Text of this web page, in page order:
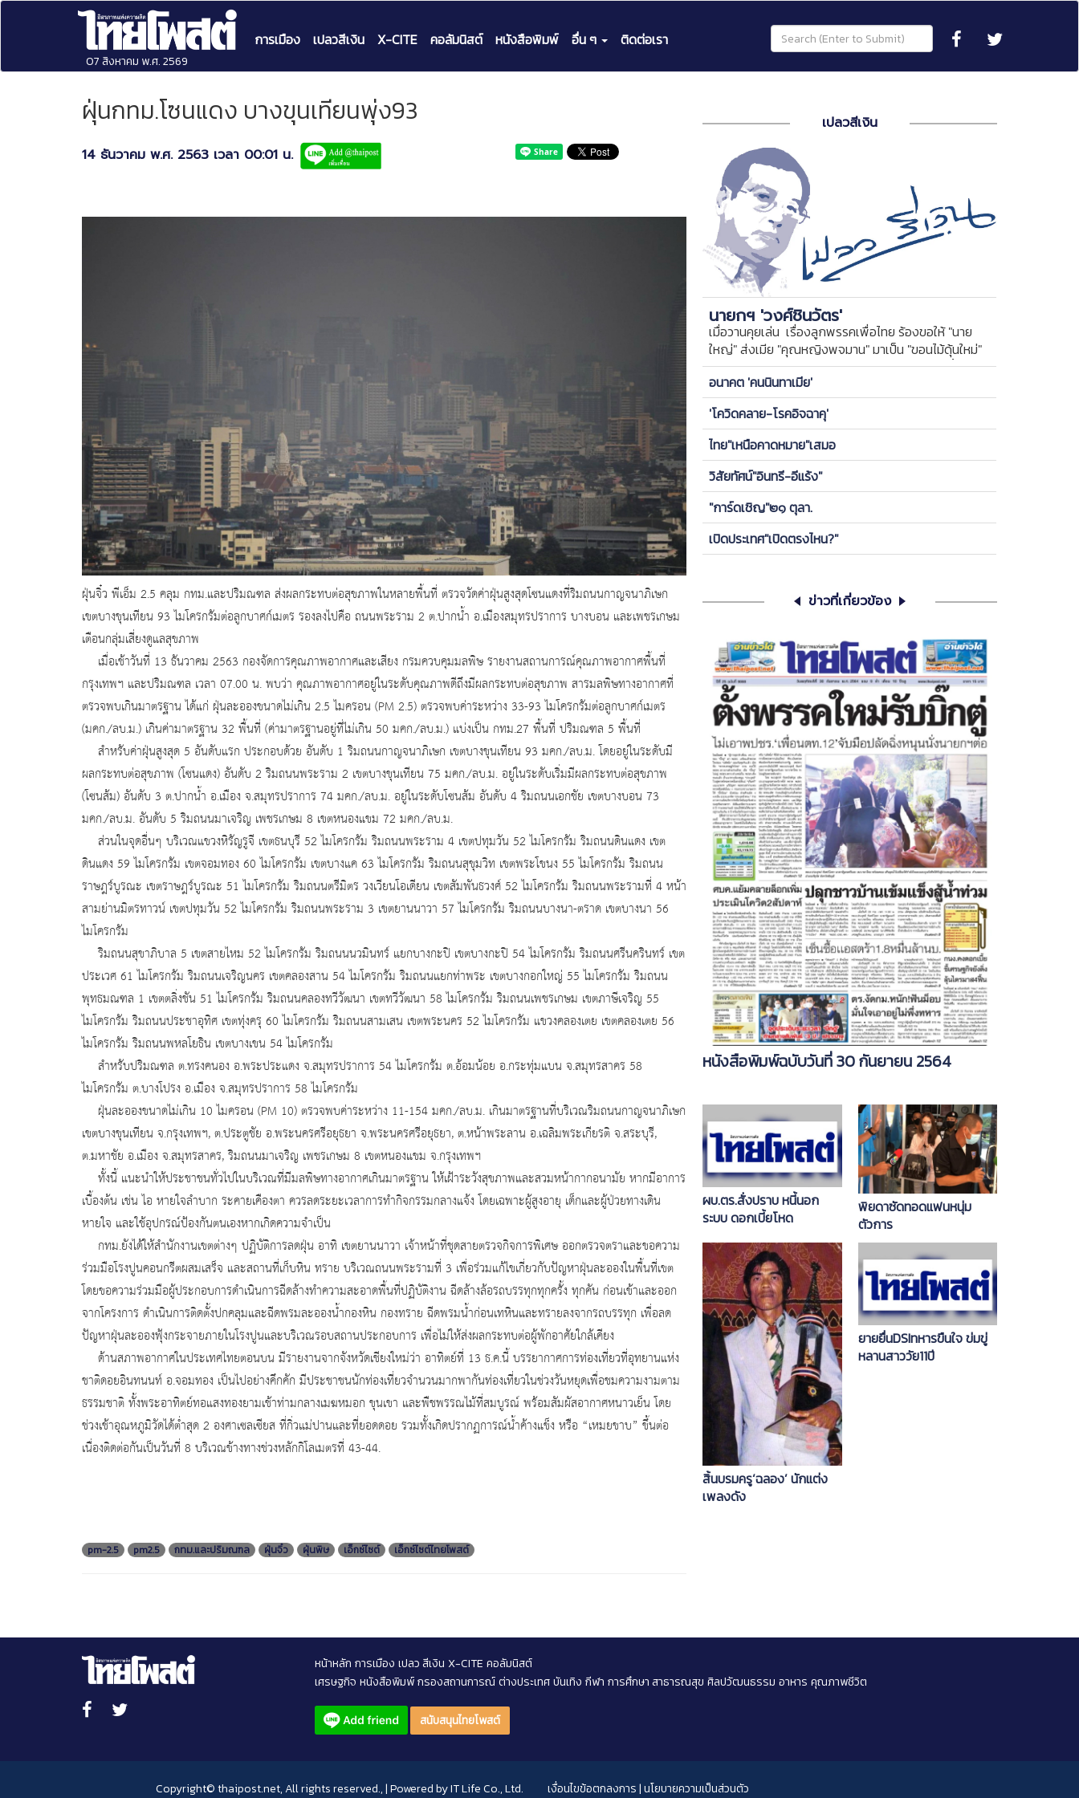
07 สิงหาคม พ.ศ. 2569
การเมือง เปลวสีเงิน X-CITE คอลัมนิสต์ หนังสือพิมพ์ อื่น ๆ ติดต่อเรา
ฝุ่นกทม.โซนแดง บางขุนเทียนพุ่ง93
14 ธันวาคม พ.ศ. 2563 เวลา 00:01 น.
ฝุ่นจิ๋ว พีเอ็ม 2.5 คลุม กทม.และปริมณฑล ส่งผลกระทบต่อสุขภาพในหลายพื้นที่ ตรวจวัดค่าฝุ่นสูงสุดโซนแดงที่ริมถนนกาญจนาภิเษก
เขตบางขุนเทียน 93 ไมโครกรัมต่อลูกบาศก์เมตร รองลงไปคือ ถนนพระราม 2 ต.ปากน้ำ อ.เมืองสมุทรปราการ บางบอน และเพชรเกษม
เตือนกลุ่มเสี่ยงดูแลสุขภาพ
เมื่อเช้าวันที่ 13 ธันวาคม 2563 กองจัดการคุณภาพอากาศและเสียง กรมควบคุมมลพิษ รายงานสถานการณ์คุณภาพอากาศพื้นที่
กรุงเทพฯ และปริมณฑล เวลา 07.00 น. พบว่า คุณภาพอากาศอยู่ในระดับคุณภาพดีถึงมีผลกระทบต่อสุขภาพ สารมลพิษทางอากาศที่
ตรวจพบเกินมาตรฐาน ได้แก่ ฝุ่นละอองขนาดไม่เกิน 2.5 ไมครอน (PM 2.5) ตรวจพบค่าระหว่าง 33-93 ไมโครกรัมต่อลูกบาศก์เมตร
(มคก./ลบ.ม.) เกินค่ามาตรฐาน 32 พื้นที่ (ค่ามาตรฐานอยู่ที่ไม่เกิน 50 มคก./ลบ.ม.) แบ่งเป็น กทม.27 พื้นที่ ปริมณฑล 5 พื้นที่
สำหรับค่าฝุ่นสูงสุด 5 อันดับแรก ประกอบด้วย อันดับ 1 ริมถนนกาญจนาภิเษก เขตบางขุนเทียน 93 มคก./ลบ.ม. โดยอยู่ในระดับมี
ผลกระทบต่อสุขภาพ (โซนแดง) อันดับ 2 ริมถนนพระราม 2 เขตบางขุนเทียน 75 มคก./ลบ.ม. อยู่ในระดับเริ่มมีผลกระทบต่อสุขภาพ
(โซนส้ม) อันดับ 3 ต.ปากน้ำ อ.เมือง จ.สมุทรปราการ 74 มคก./ลบ.ม. อยู่ในระดับโซนส้ม อันดับ 4 ริมถนนเอกชัย เขตบางบอน 73
มคก./ลบ.ม. อันดับ 5 ริมถนนมาเจริญ เพชรเกษม 8 เขตหนองแขม 72 มคก./ลบ.ม.
ส่วนในจุดอื่นๆ บริเวณแขวงหิรัญรูจี เขตธนบุรี 52 ไมโครกรัม ริมถนนพระราม 4 เขตปทุมวัน 52 ไมโครกรัม ริมถนนดินแดง เขต
ดินแดง 59 ไมโครกรัม เขตจอมทอง 60 ไมโครกรัม เขตบางแค 63 ไมโครกรัม ริมถนนสุขุมวิท เขตพระโขนง 55 ไมโครกรัม ริมถนน
ราษฎร์บูรณะ เขตราษฎร์บูรณะ 51 ไมโครกรัม ริมถนนตรีมิตร วงเวียนโอเดียน เขตสัมพันธวงศ์ 52 ไมโครกรัม ริมถนนพระรามที่ 4 หน้า
สามย่านมิตรทาวน์ เขตปทุมวัน 52 ไมโครกรัม ริมถนนพระราม 3 เขตยานนาวา 57 ไมโครกรัม ริมถนนบางนา-ตราด เขตบางนา 56
ไมโครกรัม
ริมถนนสุขาภิบาล 5 เขตสายไหม 52 ไมโครกรัม ริมถนนนวมินทร์ แยกบางกะปิ เขตบางกะปิ 54 ไมโครกรัม ริมถนนศรีนครินทร์ เขต
ประเวศ 61 ไมโครกรัม ริมถนนเจริญนคร เขตคลองสาน 54 ไมโครกรัม ริมถนนแยกท่าพระ เขตบางกอกใหญ่ 55 ไมโครกรัม ริมถนน
พุทธมณฑล 1 เขตตลิ่งชัน 51 ไมโครกรัม ริมถนนคลองทวีวัฒนา เขตทวีวัฒนา 58 ไมโครกรัม ริมถนนเพชรเกษม เขตภาษีเจริญ 55
ไมโครกรัม ริมถนนประชาอุทิศ เขตทุ่งครุ 60 ไมโครกรัม ริมถนนสามเสน เขตพระนคร 52 ไมโครกรัม แขวงคลองเตย เขตคลองเตย 56
ไมโครกรัม ริมถนนพหลโยธิน เขตบางเขน 54 ไมโครกรัม
สำหรับปริมณฑล ต.ทรงคนอง อ.พระประแดง จ.สมุทรปราการ 54 ไมโครกรัม ต.อ้อมน้อย อ.กระทุ่มแบน จ.สมุทรสาคร 58
ไมโครกรัม ต.บางโปรง อ.เมือง จ.สมุทรปราการ 58 ไมโครกรัม
ฝุ่นละอองขนาดไม่เกิน 10 ไมครอน (PM 10) ตรวจพบค่าระหว่าง 11-154 มคก./ลบ.ม. เกินมาตรฐานที่บริเวณริมถนนกาญจนาภิเษก
เขตบางขุนเทียน จ.กรุงเทพฯ, ต.ประตูชัย อ.พระนครศรีอยุธยา จ.พระนครศรีอยุธยา, ต.หน้าพระลาน อ.เฉลิมพระเกียรติ จ.สระบุรี,
ต.มหาชัย อ.เมือง จ.สมุทรสาคร, ริมถนนมาเจริญ เพชรเกษม 8 เขตหนองแขม จ.กรุงเทพฯ
ทั้งนี้ แนะนำให้ประชาชนทั่วไปในบริเวณที่มีมลพิษทางอากาศเกินมาตรฐาน ให้เฝ้าระวังสุขภาพและสวมหน้ากากอนามัย หากมีอาการ
เบื้องต้น เช่น ไอ หายใจลำบาก ระคายเคืองตา ควรลดระยะเวลาการทำกิจกรรมกลางแจ้ง โดยเฉพาะผู้สูงอายุ เด็กและผู้ป่วยทางเดิน
หายใจ และใช้อุปกรณ์ป้องกันตนเองหากเกิดความจำเป็น
กทม.ยังได้ให้สำนักงานเขตต่างๆ ปฏิบัติการลดฝุ่น อาทิ เขตยานนาวา เจ้าหน้าที่ชุดสายตรวจกิจการพิเศษ ออกตรวจตราและขอความ
ร่วมมือโรงปูนคอนกรีตผสมเสร็จ และสถานที่เก็บหิน ทราย บริเวณถนนพระรามที่ 3 เพื่อร่วมแก้ไขเกี่ยวกับปัญหาฝุ่นละอองในพื้นที่เขต
โดยขอความร่วมมือผู้ประกอบการดำเนินการฉีดล้างทำความสะอาดพื้นที่ปฏิบัติงาน ฉีดล้างล้อรถบรรทุกทุกครั้ง ทุกคัน ก่อนเข้าและออก
จากโครงการ ดำเนินการติดตั้งปกคลุมและฉีดพรมละอองน้ำกองหิน กองทราย ฉีดพรมน้ำก่อนเทหินและทรายลงจากรถบรรทุก เพื่อลด
ปัญหาฝุ่นละอองฟุ้งกระจายภายในโรงปูนและบริเวณรอบสถานประกอบการ เพื่อไม่ให้ส่งผลกระทบต่อผู้พักอาศัยใกล้เคียง
ด้านสภาพอากาศในประเทศไทยตอนบน มีรายงานจากจังหวัดเชียงใหม่ว่า อาทิตย์ที่ 13 ธ.ค.นี้ บรรยากาศการท่องเที่ยวที่อุทยานแห่ง
ชาติดอยอินทนนท์ อ.จอมทอง เป็นไปอย่างคึกคัก มีประชาชนนักท่องเที่ยวจำนวนมากพากันท่องเที่ยวในช่วงวันหยุดเพื่อชมความงามตาม
ธรรมชาติ ทั้งพระอาทิตย์ทอแสงทองยามเช้าท่ามกลางเมฆหมอก ขุนเขา และพืชพรรณไม้ที่สมบูรณ์ พร้อมสัมผัสอากาศหนาวเย็น โดย
ช่วงเช้าอุณหภูมิวัดได้ต่ำสุด 2 องศาเซลเซียส ที่กิ่วแม่ปานและที่ยอดดอย รวมทั้งเกิดปรากฏการณ์น้ำค้างแข็ง หรือ “เหมยขาบ” ขึ้นต่อ
เนื่องติดต่อกันเป็นวันที่ 8 บริเวณข้างทางช่วงหลักกิโลเมตรที่ 43-44.
pm-2.5 pm2.5 กทม.และปริมณฑล ฝุ่นจิ๋ว ฝุ่นพิษ เอ็กซ์ไซต์ เอ็กซ์ไซต์ไทยโพสต์
เปลวสีเงิน
นายกฯ 'วงศ์ชินวัตร'
เมื่อวานคุยเล่น เรื่องลูกพรรคเพื่อไทย ร้องขอให้ "นาย
ใหญ่" ส่งเมีย "คุณหญิงพจมาน" มาเป็น "ขอนไม้ดุ้นใหม่"
ของพรรค ให้ลูกกบ-ลูกเขียดในพรรคได้เกาะ วันนี้ ขอคุย
ซีเครียดซักนิด
อนาคต 'คนนินทาเมีย'
'โควิดคลาย-โรคอิจฉาคุ'
ไทย"เหนือคาดหมาย"เสมอ
วิสัยทัศน์"อินทรี-อีแร้ง"
"การ์ดเชิญ"๒๑ ตุลา.
เปิดประเทศ"เปิดตรงไหน?"
ข่าวที่เกี่ยวข้อง
หนังสือพิมพ์ฉบับวันที่ 30 กันยายน 2564
ผบ.ตร.สั่งปราบ หนี้นอก
ระบบ ดอกเบี้ยโหด
พิยดาซัดทอดแฟนหนุ่ม
ตัวการ
สิ้นบรมครู‘ฉลอง’ นักแต่ง
เพลงดัง
ยายยื่นDSIทหารขืนใจ ข่มขู่
หลานสาววัย11ปี
หน้าหลัก การเมือง เปลว สีเงิน X-CITE คอลัมนิสต์
เศรษฐกิจ หนังสือพิมพ์กรองสถานการณ์ต่างประเทศบันเทิง กีฬา การศึกษา สาธารณสุข ศิลปวัฒนธรรม อาหาร คุณภาพชีวิต
สนับสนุนไทยโพสต์
Copyright© thaipost.net, All rights reserved., | Powered byIT Life Co., Ltd. เงื่อนไขข้อตกลงการ|นโยบายความเป็นส่วนตัว